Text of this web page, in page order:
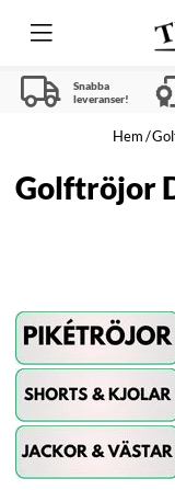
Snabba
leveranser!
Hem
Golftröjor